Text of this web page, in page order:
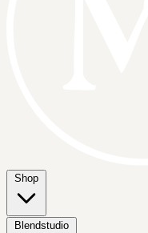
Shop
Blendstudio